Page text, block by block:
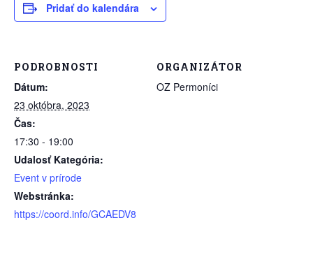
Pridať do kalendára
PODROBNOSTI
Dátum:
23 októbra, 2023
Čas:
17:30 - 19:00
Udalosť Kategória:
Event v prírode
Webstránka:
https://coord.info/GCAEDV8
ORGANIZÁTOR
OZ Permoníci